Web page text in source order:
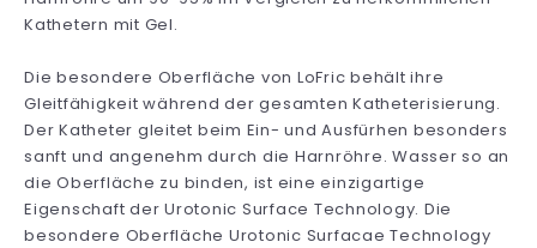
Kathetern mit Gel.
Die besondere Oberfläche von LoFric behält ihre
Gleitfähigkeit während der gesamten Katheterisierung.
Der Katheter gleitet beim Ein- und Ausfürhen besonders
sanft und angenehm durch die Harnröhre. Wasser so an
die Oberfläche zu binden, ist eine einzigartige
Eigenschaft der Urotonic Surface Technology. Die
besondere Oberfläche Urotonic Surfacae Technology